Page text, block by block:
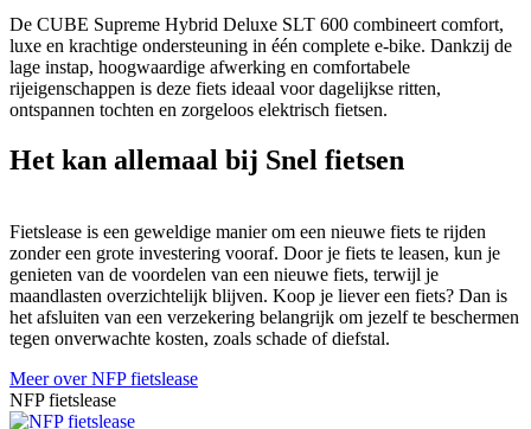
De CUBE Supreme Hybrid Deluxe SLT 600 combineert comfort,
luxe en krachtige ondersteuning in één complete e-bike. Dankzij de
lage instap, hoogwaardige afwerking en comfortabele
rijeigenschappen is deze fiets ideaal voor dagelijkse ritten,
ontspannen tochten en zorgeloos elektrisch fietsen.
Het kan allemaal bij Snel fietsen
Fietslease is een geweldige manier om een nieuwe fiets te rijden
zonder een grote investering vooraf. Door je fiets te leasen, kun je
genieten van de voordelen van een nieuwe fiets, terwijl je
maandlasten overzichtelijk blijven. Koop je liever een fiets? Dan is
het afsluiten van een verzekering belangrijk om jezelf te beschermen
tegen onverwachte kosten, zoals schade of diefstal.
Meer over NFP fietslease
NFP fietslease